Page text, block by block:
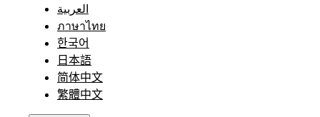
العربية
ภาษาไทย
한국어
日本語
简体中文
繁體中文